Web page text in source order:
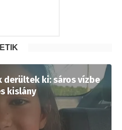
derültek ki: sáros vízbe
kislány